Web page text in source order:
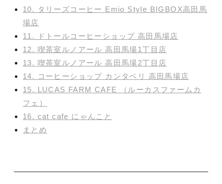
10. タリーズコーヒー Emio Style BIGBOX高田馬
場店
11. ドトールコーヒーショップ 高田馬場店
12. 喫茶室ルノアール 高田馬場1丁目店
13. 喫茶室ルノアール 高田馬場2丁目店
14. コーヒーショップ カンタベリ 高田馬場店
15. LUCAS FARM CAFE （ルーカスファームカ
フェ）
16. cat cafe にゃんこと
まとめ